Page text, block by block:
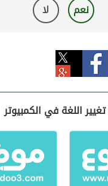
نعم لا
اللغة في الكمبيوتر